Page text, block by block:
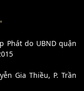
Phát do UBND quận
Gia Thiều, P. Trần